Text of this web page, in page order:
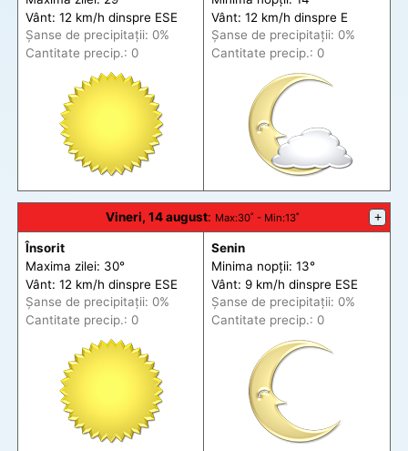
Vânt: 12 km/h dinspre ESE
Șanse de precipitații: 0%
Cantitate precip.: 0
Vânt: 12 km/h dinspre E
Șanse de precipitații: 0%
Cantitate precip.: 0
Vineri, 14 august: Max:30˚ - Min:13˚ +
Însorit
Maxima zilei: 30°
Vânt: 12 km/h dinspre ESE
Șanse de precipitații: 0%
Cantitate precip.: 0
Senin
Minima nopții: 13°
Vânt: 9 km/h dinspre ESE
Șanse de precipitații: 0%
Cantitate precip.: 0